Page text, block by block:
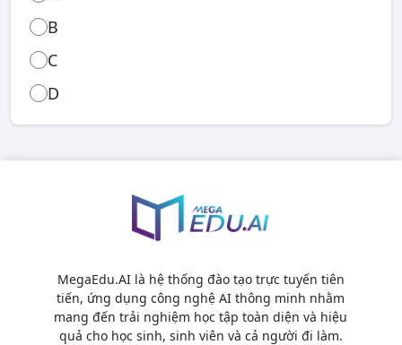
B
C
D
MegaEdu.AI là hệ thống đào tạo trực tuyến tiên
tiến, ứng dụng công nghệ AI thông minh nhằm
mang đến trải nghiệm học tập toàn diện và hiệu
quả cho học sinh, sinh viên và cả người đi làm.